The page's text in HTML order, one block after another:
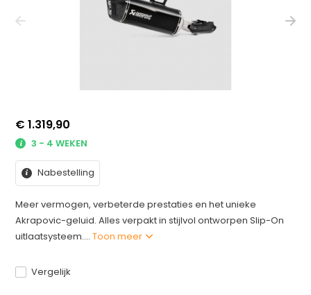
€ 1.319,90
3 - 4 WEKEN
Nabestelling
Meer vermogen, verbeterde prestaties en het unieke
Akrapovic-geluid. Alles verpakt in stijlvol ontworpen Slip-On
uitlaatsysteem....Toon meer
Vergelijk